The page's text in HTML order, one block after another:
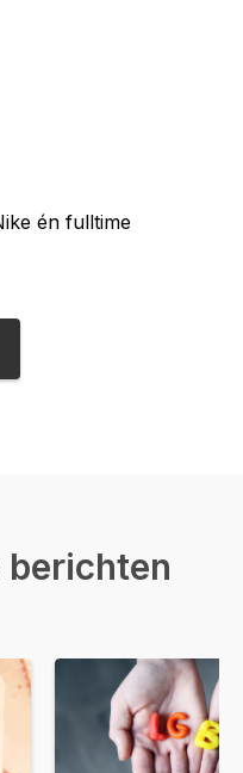
én fulltime
berichten